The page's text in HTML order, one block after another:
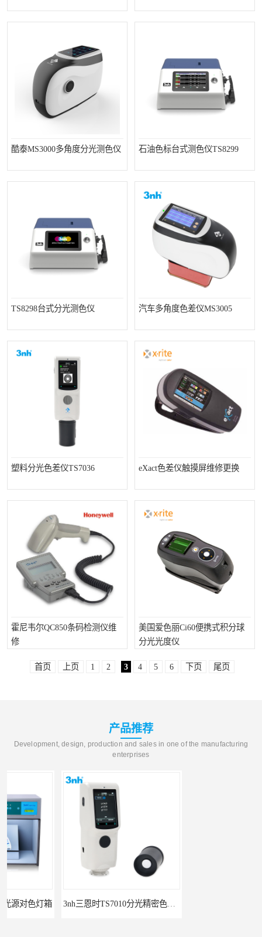
酷泰MS3000多角度分光测色仪 石油色标台式测色仪TS8299
TS8298台式分光测色仪 汽车多角度色差仪MS3005
塑料分光色差仪TS7036 eXact色差仪触摸屏维修更换
霍尼韦尔QC850条码检测仪维
修
美国爱色丽Ci60便携式积分球
分光光度仪
首页 上页 1 2 3 4 5 6 下页 尾页
产品推荐
Development, design, production and sales in one of the manufacturing
enterprises
3nh三恩时TS7010分光精密色差仪 3nh三恩时基础版色差宝CR1